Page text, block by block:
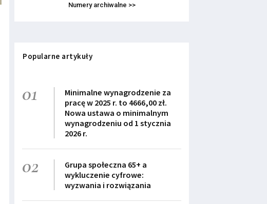
Numery archiwalne >>
Popularne artykuły
01
Minimalne wynagrodzenie za
pracę w 2025 r. to 4666,00 zł.
Nowa ustawa o minimalnym
wynagrodzeniu od 1 stycznia
2026 r.
02
Grupa społeczna 65+ a
wykluczenie cyfrowe:
wyzwania i rozwiązania